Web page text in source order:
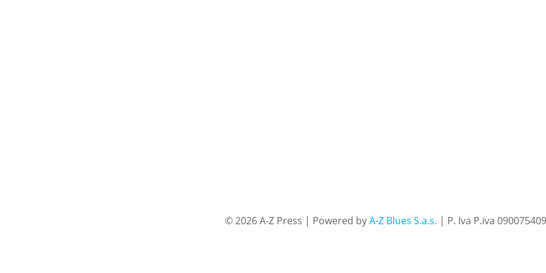
© 2026 A-Z Press | Powered byA-Z Blues S.a.s. | P. Iva P.iva